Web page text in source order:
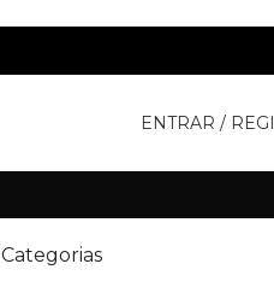
ENTRAR /
Categorias